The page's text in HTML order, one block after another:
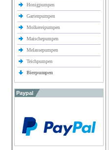
Honigpumpen
Gartenpumpen
Molkereipumpen
Maischepumpen
Melassepumpen
Teichpumpen
Bierpumpen
Paypal